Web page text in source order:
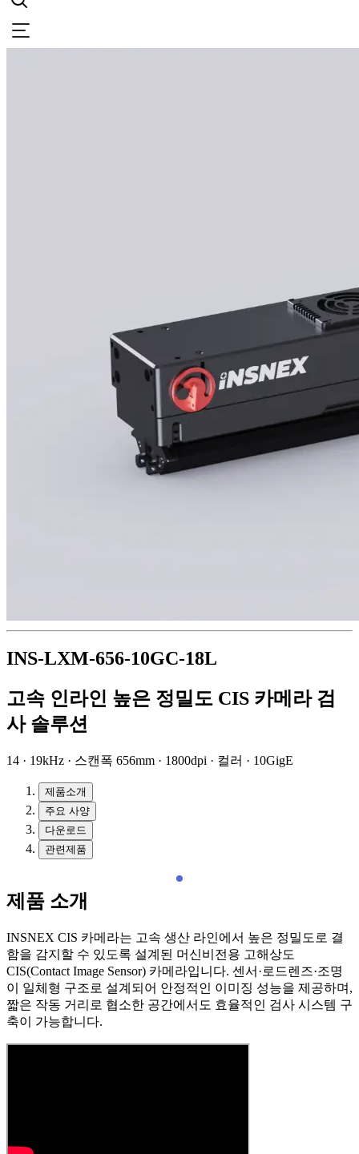
INS-LXM-656-10GC-18L
고속 인라인 높은 정밀도 CIS 카메라 검
사 솔루션
14 · 19kHz · 스캔폭 656mm · 1800dpi · 컬러 · 10GigE
제품소개
주요 사양
다운로드
관련제품
제품 소개
INSNEX CIS 카메라는 고속 생산 라인에서 높은 정밀도로 결
함을 감지할 수 있도록 설계된 머신비전용 고해상도
CIS(Contact Image Sensor) 카메라입니다. 센서·로드렌즈·조명
이 일체형 구조로 설계되어 안정적인 이미징 성능을 제공하며,
짧은 작동 거리로 협소한 공간에서도 효율적인 검사 시스템 구
축이 가능합니다.